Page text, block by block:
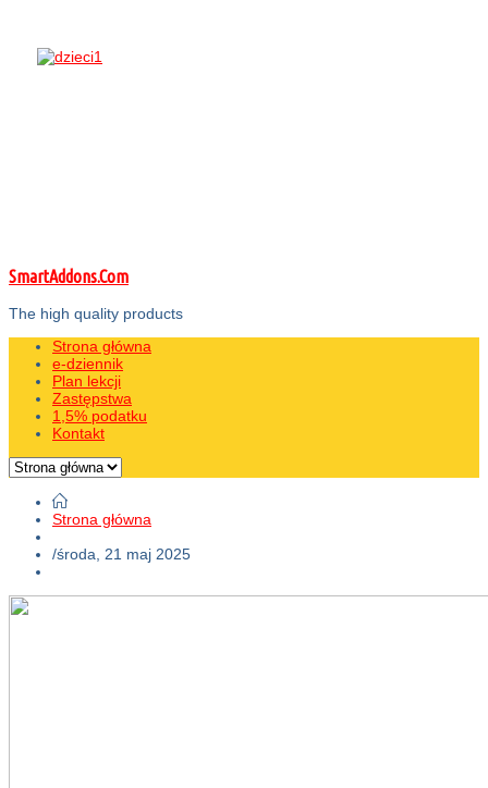
SmartAddons.Com
The high quality products
Strona główna
e-dziennik
Plan lekcji
Zastępstwa
1,5% podatku
Kontakt
Strona główna
/środa, 21 maj 2025